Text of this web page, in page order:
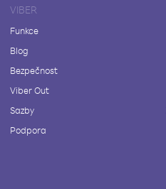
VIBER
Funkce
Blog
Bezpečnost
Viber Out
Sazby
Podpora